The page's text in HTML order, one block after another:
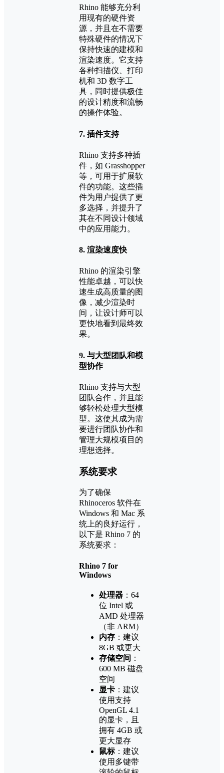
Rhino 能够充分利
用现有的硬件资
源，并且在不需要
特殊硬件的情况下
保持快速的建模和
渲染速度。它支持
各种扫描仪、打印
机和 3D 数字工
具，同时提供极佳
的设计精度和流畅
的操作体验。
7. 插件支持
Rhino 支持多种插
件，如 Grasshopper
等，可用于扩展软
件的功能。这些插
件为用户提供了更
多选择，并提升了
其在不同设计领域
中的应用能力。
8. 渲染速度快
Rhino 的渲染引擎
性能卓越，可以快
速生成高质量的图
像，减少渲染时
间，让设计师可以
更快地看到最终效
果。
9. 与大型团队和模
型协作
Rhino 支持与大型
团队合作，并且能
够轻松处理大型模
型。这使其成为需
要进行团队协作和
管理大规模项目的
理想选择。
系统要求
为了确保
Rhinoceros 软件在
Windows 和 Mac 系
统上的良好运行，
以下是 Rhino 7 的
系统要求：
Rhino 7 for
Windows
处理器 ：64
位 Intel 或
AMD 处理器
（非 ARM）
内存 ：建议
8GB 或更大
存储空间 ：
600 MB 磁盘
空间
显卡 ：建议
使用支持
OpenGL 4.1
的显卡，且
拥有 4GB 或
更大显存
鼠标：建议
使用多键带